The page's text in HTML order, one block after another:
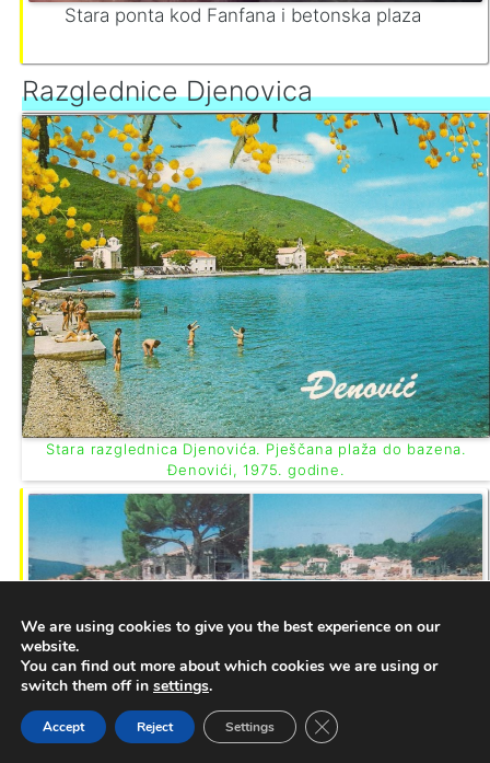
Stara ponta kod Fanfana i betonska plaza
Razglednice Djenovica
Stara razglednica Djenovića. Pješčana plaža do bazena.
Đenovići, 1975. godine.
We are using cookies to give you the best experience on our
website.
You can find out more about which cookies we are using or
switch them off in settings.
Accept Reject Settings Close GDPR Cookie